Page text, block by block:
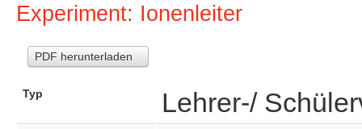
Experiment: Ionenleiter
PDF herunterladen
Typ Lehrer-/